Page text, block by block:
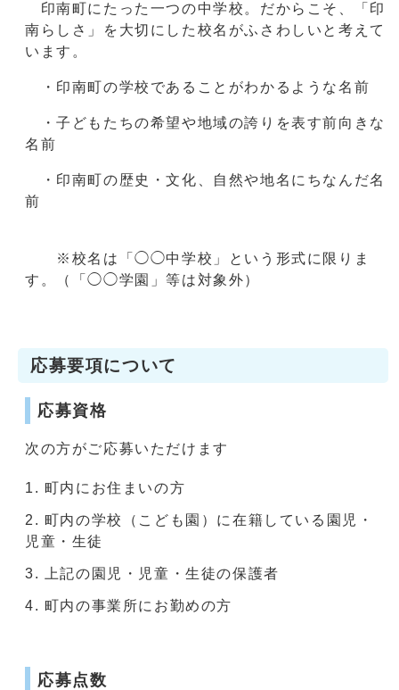
印南町にたった一つの中学校。だからこそ、「印
南らしさ」を大切にした校名がふさわしいと考えて
います。
・印南町の学校であることがわかるような名前
・子どもたちの希望や地域の誇りを表す前向きな
名前
・印南町の歴史・文化、自然や地名にちなんだ名
前
※校名は「◯◯中学校」という形式に限りま
す。（「◯◯学園」等は対象外）
応募要項について
応募資格
次の方がご応募いただけます
町内にお住まいの方
町内の学校（こども園）に在籍している園児・
児童・生徒
上記の園児・児童・生徒の保護者
町内の事業所にお勤めの方
応募点数